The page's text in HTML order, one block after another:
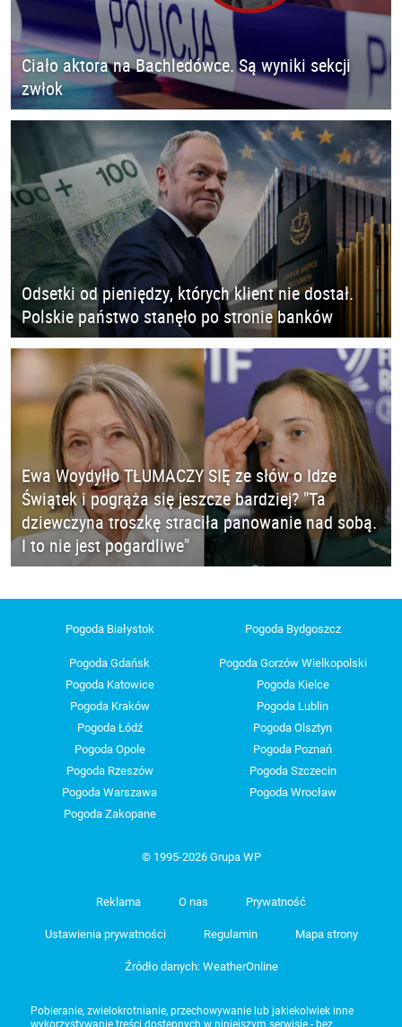
Ciało aktora na Bachledówce. Są wyniki sekcji
zwłok
Odsetki od pieniędzy, których klient nie dostał.
Polskie państwo stanęło po stronie banków
Ewa Woydyłło TŁUMACZY SIĘ ze słów o Idze
Świątek i pogrąża się jeszcze bardziej? "Ta
dziewczyna troszkę straciła panowanie nad sobą.
I to nie jest pogardliwe"
Pogoda Białystok Pogoda Bydgoszcz
Pogoda Gdańsk
Pogoda Gorzów Wielkopolski
Pogoda Katowice
Pogoda Kielce
Pogoda Kraków
Pogoda Lublin
Pogoda Łódź
Pogoda Olsztyn
Pogoda Opole
Pogoda Poznań
Pogoda Rzeszów
Pogoda Szczecin
Pogoda Warszawa
Pogoda Wrocław
Pogoda Zakopane
© 1995-2026 Grupa WP
Reklama O nas Prywatność
Ustawienia prywatności Regulamin Mapa strony
Źródło danych: WeatherOnline
Pobieranie, zwielokrotnianie, przechowywanie lub jakiekolwiek inne
wykorzystywanie treści dostępnych w niniejszym serwisie - bez